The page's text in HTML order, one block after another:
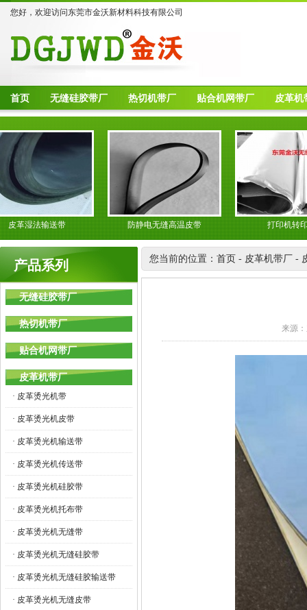
您好，欢迎访问东莞市金沃新材料科技有限公司
首页 无缝硅胶带厂 热切机带厂 贴合机网带厂 皮革机
湿法输送带 防静电无缝高温皮带 打印机转印带
产品系列
无缝硅胶带厂
热切机带厂
贴合机网带厂
皮革机带厂
· 皮革烫光机带
· 皮革烫光机皮带
· 皮革烫光机输送带
· 皮革烫光机传送带
· 皮革烫光机硅胶带
· 皮革烫光机托布带
· 皮革烫光机无缝带
· 皮革烫光机无缝硅胶带
· 皮革烫光机无缝硅胶输送带
· 皮革烫光机无缝皮带
您当前的位置： 首页 - 皮革机带厂 -
来源